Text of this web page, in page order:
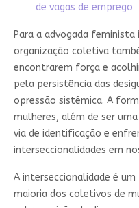
de vagas de emprego
Para a advogada feminista
organização coletiva
encontrarem força e
pela persistência das
opressão sistêmica. A
mulheres, além de ser
via de identificação e
interseccionalidades em
A interseccionalidade é
maioria dos coletivos de